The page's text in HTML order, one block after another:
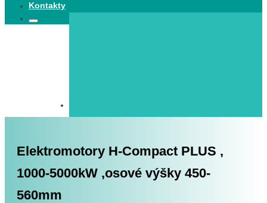
Kontakty
Search
Search
Elektromotory H-Compact PLUS ,
1000-5000kW ,osové výšky 450-
560mm